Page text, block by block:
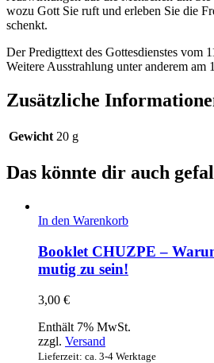
wozu Gott Sie ruft und erleben Sie die
schenkt.
Der Predigttext des Gottesdienstes vom
Weitere Ausstrahlung unter anderem am
Zusätzliche
Gewicht 20 g
Das könnte dir auch
In den Warenkorb
Booklet CHUZPE –
mutig zu sein!
3,00 €
Enthält 7% MwSt.
zzgl. Versand
Lieferzeit: ca. 3-4 Werktage